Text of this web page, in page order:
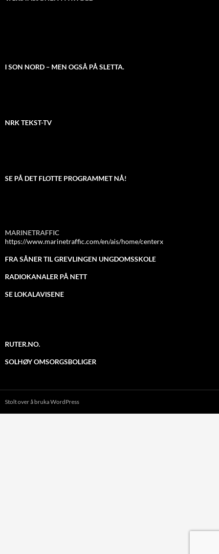
I SON NORD – MEN OGSÅ PÅ SLETTA.
NRK TEKST-TV
SE PÅ DET FLOTTE PROGRAMMET NÅ!
MARINETRAFFIC
https://www.marinetraffic.com/en/ais/home/centerx
FRA SÅNER TIL GREVLINGEN UNGDOMSSKOLE
RADIOKANALER PÅ NETT
SE LOKALAVISENE
RUTER.NO.
SOLHØY OMSORGSBOLIGER
Stolt over å bruka WordPress